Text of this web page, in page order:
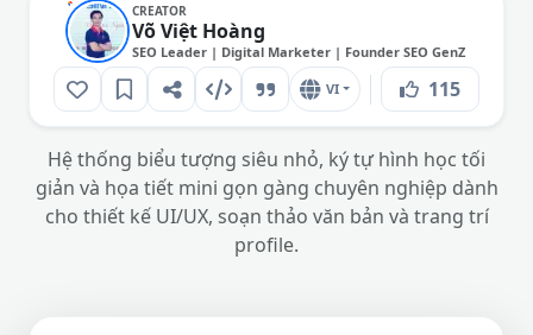
CREATOR
Võ Việt Hoàng
SEO Leader | Digital Marketer | Founder SEO GenZ
VI 115
Hệ thống biểu tượng siêu nhỏ, ký tự hình học tối
giản và họa tiết mini gọn gàng chuyên nghiệp dành
cho thiết kế UI/UX, soạn thảo văn bản và trang trí
profile.